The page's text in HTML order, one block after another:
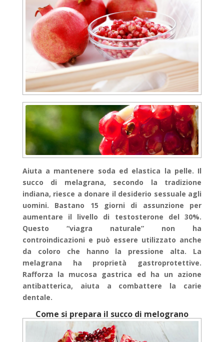
Aiuta a mantenere soda ed elastica la pelle. Il
succo di melagrana, secondo la tradizione
indiana, riesce a donare il desiderio sessuale agli
uomini. Bastano 15 giorni di assunzione per
aumentare il livello di testosterone del 30%.
Questo “viagra naturale” non ha
controindicazioni e può essere utilizzato anche
da coloro che hanno la pressione alta. La
melagrana ha proprietà gastroprotettive.
Rafforza la mucosa gastrica ed ha un azione
antibatterica, aiuta a combattere la carie
dentale.
Come si prepara il succo di melograno